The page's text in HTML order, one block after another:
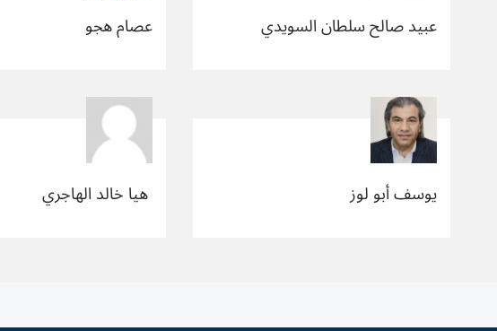
عبيد صالح سلطان السويدي عصام هجو
يوسف أبو لوز ​ هيا خالد الهاجري